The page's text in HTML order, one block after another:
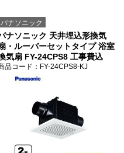
パナソニック
ナソニック 天井埋込形換気
・ルーバーセットタイプ 浴室
気扇 FY-24CPS8 工事費込
品コード ：FY-24CPS8-KJ